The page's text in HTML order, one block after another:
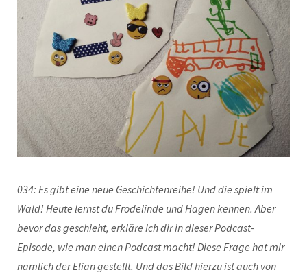
034: Es gibt eine neue Geschichtenreihe! Und die spielt im
Wald! Heute lernst du Frodelinde und Hagen kennen. Aber
bevor das geschieht, erkläre ich dir in dieser Podcast-
Episode, wie man einen Podcast macht! Diese Frage hat mir
nämlich der Elian gestellt. Und das Bild hierzu ist auch von